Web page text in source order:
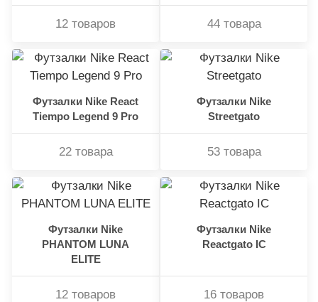
12 товаров 44 товара
Футзалки Nike React
Tiempo Legend 9 Pro
22 товара
Футзалки Nike
Streetgato
53 товара
Футзалки Nike
PHANTOM LUNA
ELITE
12 товаров
Футзалки Nike
Reactgato IC
16 товаров